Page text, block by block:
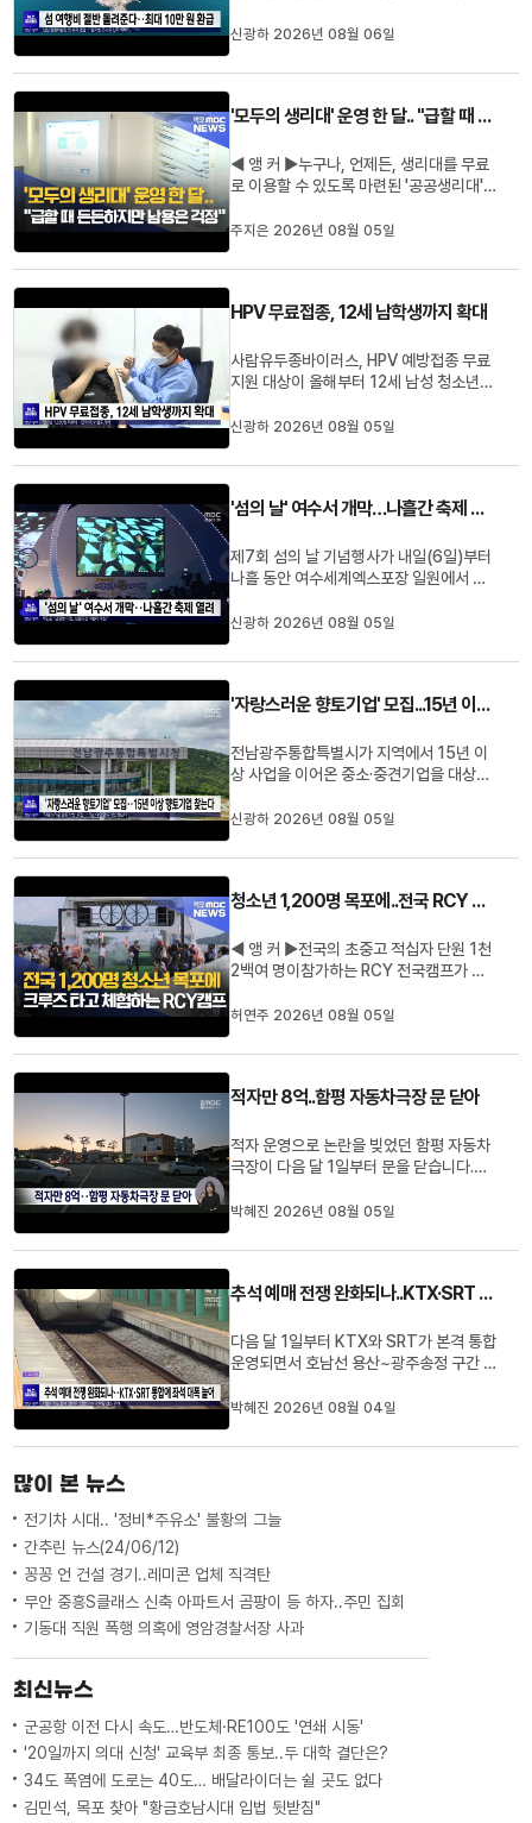
하는 관광객으로, 섬에서 사용한 운임과 숙
까지 지역화폐로 환급받을 수 있습니다.사
여수, 신안 등 8개 시군 16개 ...
신광하 2026년 08월 06일
'모두의 생리대' 운영 한 달.. "급할 때 든든하지만 남용은 걱정"
◀ 앵 커 ▶누구나, 언제든, 생리대를 무료
로 이용할 수 있도록 마련된 '공공생리대'
다.시민들은 긴급할 때 든든하다며 반기면
있습니다.주지은 기자가 보도합니다.◀ 리
1층에 설치된 생리대 자동지급기...
주지은 2026년 08월 05일
HPV 무료접종, 12세 남학생까지 확대
사람유두종바이러스, HPV 예방접종 무료
지원 대상이 올해부터 12세 남성 청소년까
름방학을 맞아 2014년생 남성 청소년에
혔습니다.기존 지원 대상인 여성 청소년과
며, HPV는 자궁경부암과 항문암 ...
신광하 2026년 08월 05일
'섬의 날' 여수서 개막…나흘간 축제 열려
제7회 섬의 날 기념행사가 내일(6일)부터
나흘 동안 여수세계엑스포장 일원에서 열
전, 섬'을 주제로 열고, 내일 저녁 개막식에
수여합니다.행사 기간에는 국제섬포럼과
램, 문화공연 등이 이어지며, ...
신광하 2026년 08월 05일
'자랑스러운 향토기업' 모집...15년 이상 향토기업 찾는다
전남광주통합특별시가 지역에서 15년 이
상 사업을 이어온 중소·중견기업을 대상으
니다.선정된 기업에는 시설·운전자금 융자
등 각종 혜택이 제공됩니다.신청은 다음 달
한 기업을 중심으로 심사를 ...
신광하 2026년 08월 05일
청소년 1,200명 목포에..전국 RCY 캠프 개막
◀ 앵 커 ▶전국의 초중고 적십자 단원 1천
2백여 명이참가하는 RCY 전국캠프가 오
지역에서 RCY 전국캠프가열린 것은 이번
안 전남의 해양문화를체험하며 적십자의
자입니다.◀ 리포트 ▶빽빽하게 자리...
허연주 2026년 08월 05일
적자만 8억..함평 자동차극장 문 닫아
적자 운영으로 논란을 빚었던 함평 자동차
극장이 다음 달 1일부터 문을 닫습니다.함
개장 이후 누적 운영 손실이 7억 9천3백여
밝혔습니다.사실상 폐장 수순을 밟게 된 함
하지 못한 채 적자 운영을 ...
박혜진 2026년 08월 05일
추석 예매 전쟁 완화되나..KTX·SRT 통합에 좌석 대폭 늘어
다음 달 1일부터 KTX와 SRT가 본격 통합
운영되면서 호남선 용산~광주송정 구간 좌
통합 운영에 따라 호남선 주말 좌석은 기존
고, 운행 횟수도 하루 96회에서 100회로
박혜진 2026년 08월 04일
많이 본 뉴스
전기차 시대.. '정비*주유소' 불황의 그늘
간추린 뉴스(24/06/12)
꽁꽁 언 건설 경기..레미콘 업체 직격탄
무안 중흥S클래스 신축 아파트서 곰팡이 등 하자..주민 집회
기동대 직원 폭행 의혹에 영암경찰서장 사과
최신뉴스
군공항 이전 다시 속도…반도체·RE100도 '연쇄 시동'
'20일까지 의대 신청' 교육부 최종 통보..두 대학 결단은?
34도 폭염에 도로는 40도… 배달라이더는 쉴 곳도 없다
김민석, 목포 찾아 "황금호남시대 입법 뒷받침"